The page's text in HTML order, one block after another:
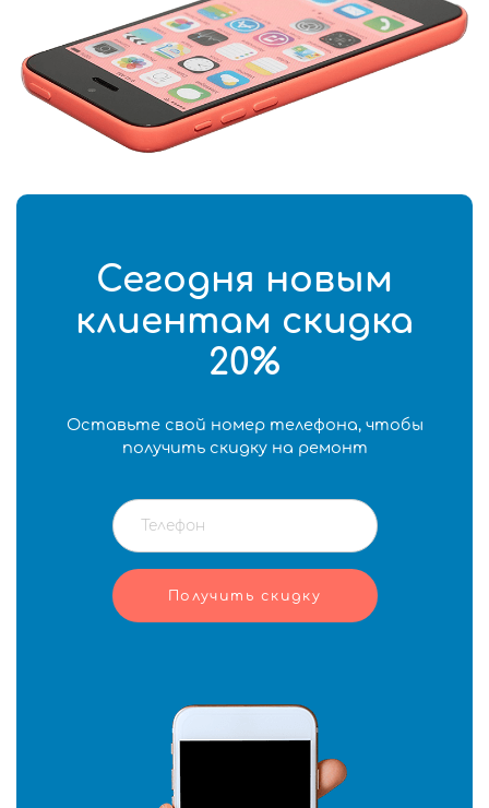
Сегодня новым
клиентам скидка
20%
Оставьте свой номер телефона, чтобы
получить скидку на ремонт